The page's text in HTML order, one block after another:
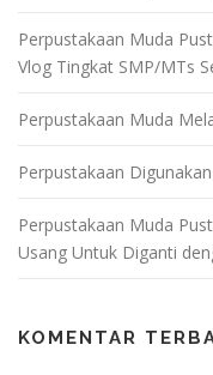
Perpustakaan Muda
Vlog Tingkat SMP/MTs
Perpustakaan Muda
Perpustakaan
Perpustakaan Muda
Usang Untuk Diganti
KOMENTAR